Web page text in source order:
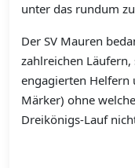
unter das rundum
Der SV Mauren
zahlreichen
engagierten Helfern
Märker) ohne
Dreikönigs-Lauf